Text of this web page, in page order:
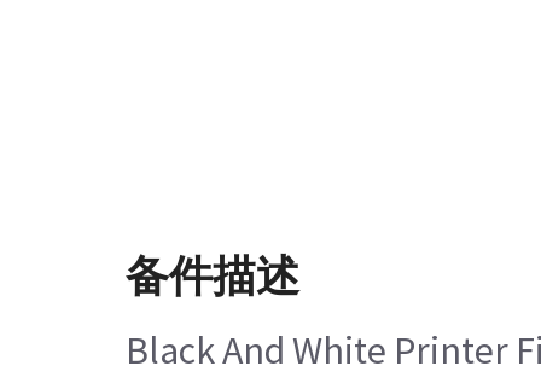
备件描述
Black And White Printer